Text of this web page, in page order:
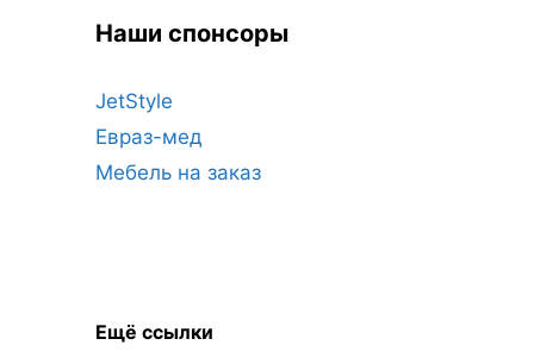
Наши спонсоры
JetStyle
Евраз-мед
Мебель на заказ
Ещё ссылки